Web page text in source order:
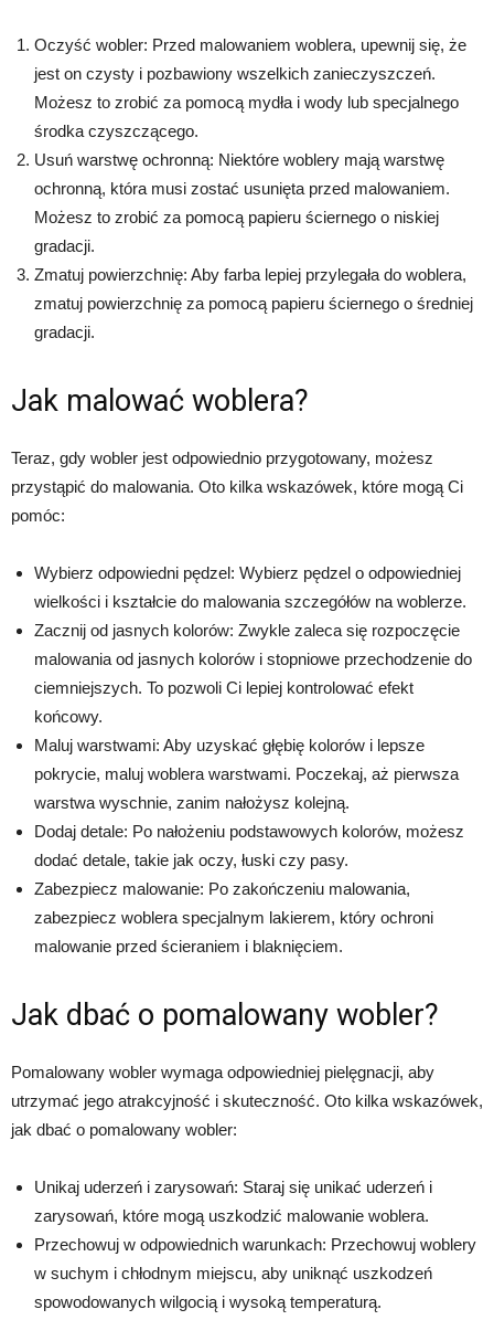
Oczyść wobler: Przed malowaniem woblera, upewnij się, że
jest on czysty i pozbawiony wszelkich zanieczyszczeń.
Możesz to zrobić za pomocą mydła i wody lub specjalnego
środka czyszczącego.
Usuń warstwę ochronną: Niektóre woblery mają warstwę
ochronną, która musi zostać usunięta przed malowaniem.
Możesz to zrobić za pomocą papieru ściernego o niskiej
gradacji.
Zmatuj powierzchnię: Aby farba lepiej przylegała do woblera,
zmatuj powierzchnię za pomocą papieru ściernego o średniej
gradacji.
Jak malować woblera?
Teraz, gdy wobler jest odpowiednio przygotowany, możesz
przystąpić do malowania. Oto kilka wskazówek, które mogą Ci
pomóc:
Wybierz odpowiedni pędzel: Wybierz pędzel o odpowiedniej
wielkości i kształcie do malowania szczegółów na woblerze.
Zacznij od jasnych kolorów: Zwykle zaleca się rozpoczęcie
malowania od jasnych kolorów i stopniowe przechodzenie do
ciemniejszych. To pozwoli Ci lepiej kontrolować efekt
końcowy.
Maluj warstwami: Aby uzyskać głębię kolorów i lepsze
pokrycie, maluj woblera warstwami. Poczekaj, aż pierwsza
warstwa wyschnie, zanim nałożysz kolejną.
Dodaj detale: Po nałożeniu podstawowych kolorów, możesz
dodać detale, takie jak oczy, łuski czy pasy.
Zabezpiecz malowanie: Po zakończeniu malowania,
zabezpiecz woblera specjalnym lakierem, który ochroni
malowanie przed ścieraniem i blaknięciem.
Jak dbać o pomalowany wobler?
Pomalowany wobler wymaga odpowiedniej pielęgnacji, aby
utrzymać jego atrakcyjność i skuteczność. Oto kilka wskazówek,
jak dbać o pomalowany wobler:
Unikaj uderzeń i zarysowań: Staraj się unikać uderzeń i
zarysowań, które mogą uszkodzić malowanie woblera.
Przechowuj w odpowiednich warunkach: Przechowuj woblery
w suchym i chłodnym miejscu, aby uniknąć uszkodzeń
spowodowanych wilgocią i wysoką temperaturą.